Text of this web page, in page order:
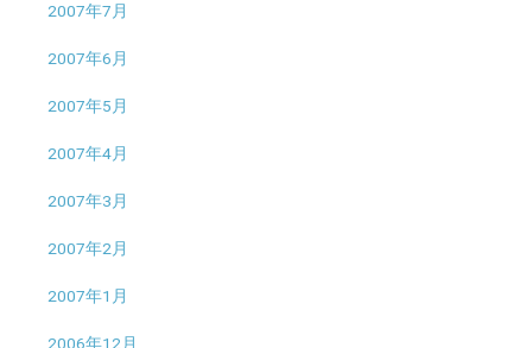
2007年7月
2007年6月
2007年5月
2007年4月
2007年3月
2007年2月
2007年1月
2006年12月